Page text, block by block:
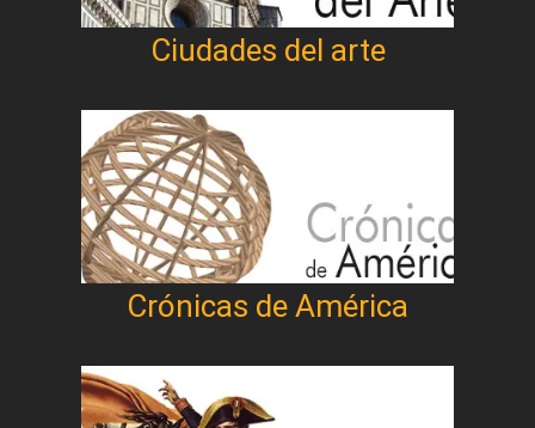
Ciudades del arte
Crónicas de América